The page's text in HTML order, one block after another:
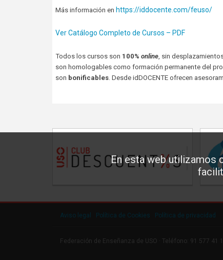
En esta web utilizamos
Más información en https://iddocente.com/feuso/
Ver Catálogo Completo de Cursos – PDF
Todos los cursos son 100% online , sin
son homologables como formación permanente del
son bonificables . Desde idDOCENTE ofrecen
Aviso legal Política de Cookies Política de privacidad
Federación de Enseñanza de USO · Teléfono: 91 577 41